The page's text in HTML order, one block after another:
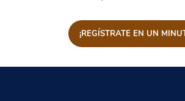
¡REGÍSTRATE EN UN